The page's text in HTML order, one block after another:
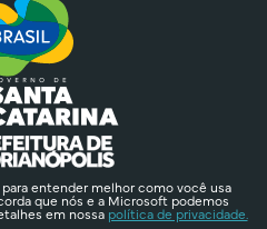
entender melhor como você usa
que nós e a Microsoft podemos
em nossa política de privacidade.